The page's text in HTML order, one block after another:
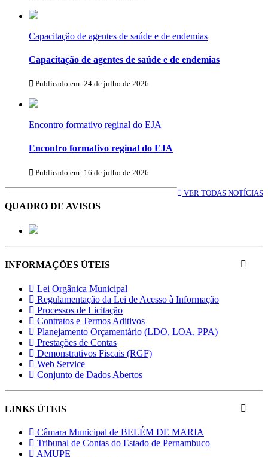
Capacitação de agentes de saúde e de endemias
Capacitação de agentes de saúde e de endemias
Publicado em: 24 de julho de 2026
Encontro formativo reginal do EJA
Encontro formativo reginal do EJA
Publicado em: 16 de julho de 2026
VER TODAS NOTÍCIAS
QUADRO DE AVISOS
INFORMAÇÕES ÚTEIS
Lei Orgânica Municipal
Regulamentação da Lei de Acesso à Informação
Processos de Licitação
Contratos e Termos Aditivos
Planejamento Orçamentário (LDO, LOA, PPA)
Prestações de Contas
Demonstrativos Fiscais (RGF)
Web Service
Conjunto de Dados Abertos
LINKS ÚTEIS
Câmara Municipal de BELÉM DE MARIA
Tribunal de Contas do Estado de Pernambuco
AMUPE